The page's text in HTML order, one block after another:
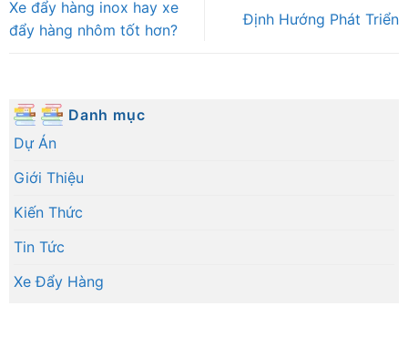
Xe đẩy hàng inox hay xe
đẩy hàng nhôm tốt hơn?
Định Hướng Phát Triển
Danh mục
Dự Án
Giới Thiệu
Kiến Thức
Tin Tức
Xe Đẩy Hàng